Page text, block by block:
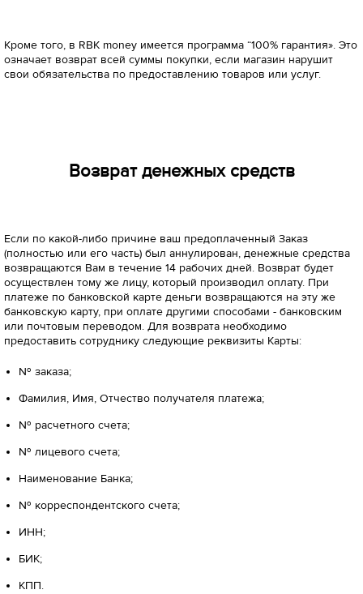
Кроме того, в RBK money имеется программа “100% гарантия». Это
означает возврат всей суммы покупки, если магазин нарушит
свои обязательства по предоставлению товаров или услуг.
Возврат денежных средств
Если по какой-либо причине ваш предоплаченный Заказ
(полностью или его часть) был аннулирован, денежные средства
возвращаются Вам в течение 14 рабочих дней. Возврат будет
осуществлен тому же лицу, который производил оплату. При
платеже по банковской карте деньги возвращаются на эту же
банковскую карту, при оплате другими способами - банковским
или почтовым переводом. Для возврата необходимо
предоставить сотруднику следующие реквизиты Карты:
№ заказа;
Фамилия, Имя, Отчество получателя платежа;
№ расчетного счета;
№ лицевого счета;
Наименование Банка;
№ корреспондентского счета;
ИНН;
БИК;
КПП.